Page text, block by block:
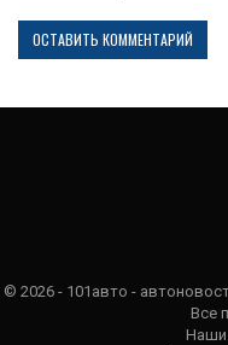
© 2026 - 101авто -
Все
Наши